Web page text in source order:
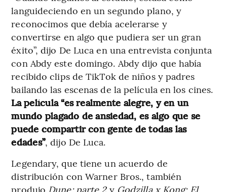
languideciendo en un segundo plano, y
reconocimos que debía acelerarse y
convertirse en algo que pudiera ser un gran
éxito”, dijo De Luca en una entrevista conjunta
con Abdy este domingo. Abdy dijo que había
recibido clips de TikTok de niños y padres
bailando las escenas de la película en los cines.
La película “es realmente alegre, y en un
mundo plagado de ansiedad, es algo que se
puede compartir con gente de todas las
edades”, dijo De Luca.
Legendary, que tiene un acuerdo de
distribución con Warner Bros., también
produjo Dune: parte 2y Godzilla x Kong: El